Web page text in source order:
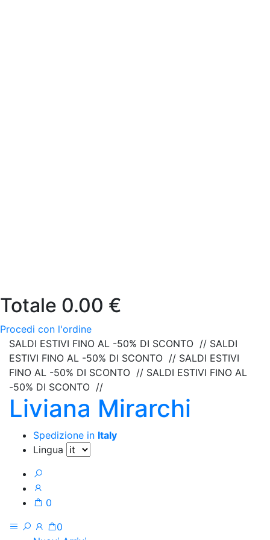
Totale 0.00 €
Procedi con l'ordine
SALDI ESTIVI FINO AL -50% DI SCONTO // SALDI
ESTIVI FINO AL -50% DI SCONTO // SALDI ESTIVI
FINO AL -50% DI SCONTO // SALDI ESTIVI FINO AL
-50% DI SCONTO //
Liviana Mirarchi
Spedizione in Italy
Lingua
0
0